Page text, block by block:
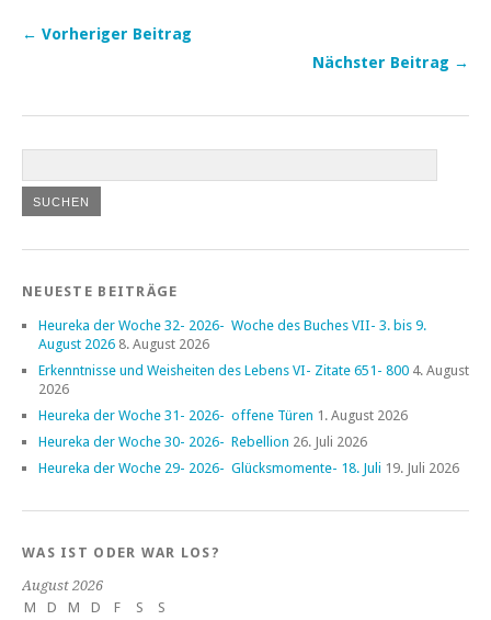
← Vorheriger Beitrag
Nächster Beitrag →
NEUESTE BEITRÄGE
Heureka der Woche 32- 2026- Woche des Buches VII- 3. bis 9.
August 2026 8. August 2026
Erkenntnisse und Weisheiten des Lebens VI- Zitate 651- 800 4. August
2026
Heureka der Woche 31- 2026- offene Türen 1. August 2026
Heureka der Woche 30- 2026- Rebellion 26. Juli 2026
Heureka der Woche 29- 2026- Glücksmomente- 18. Juli 19. Juli 2026
WAS IST ODER WAR LOS?
August 2026
M
D M D F S
S